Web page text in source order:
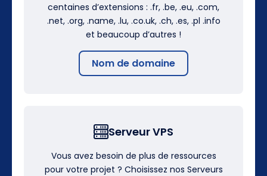
centaines d’extensions : .fr, .be, .eu, .com,
.net, .org, .name, .lu, .co.uk, .ch, .es, .pl .info
et beaucoup d’autres !
Nom de domaine
Serveur VPS
Vous avez besoin de plus de ressources
pour votre projet ? Choisissez nos Serveurs